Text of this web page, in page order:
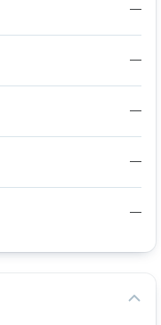
—
—
—
—
—